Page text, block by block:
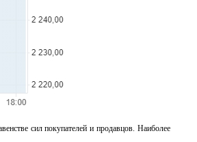
сил покупателей и продавцов. Наиболее